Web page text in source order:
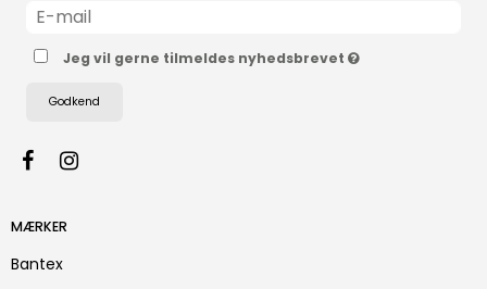
Jeg vil gerne tilmeldes nyhedsbrevet
Godkend
MÆRKER
Bantex